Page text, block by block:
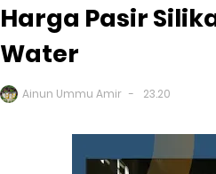
Harga Pasir
Water
Ainun Ummu Amir 23.20